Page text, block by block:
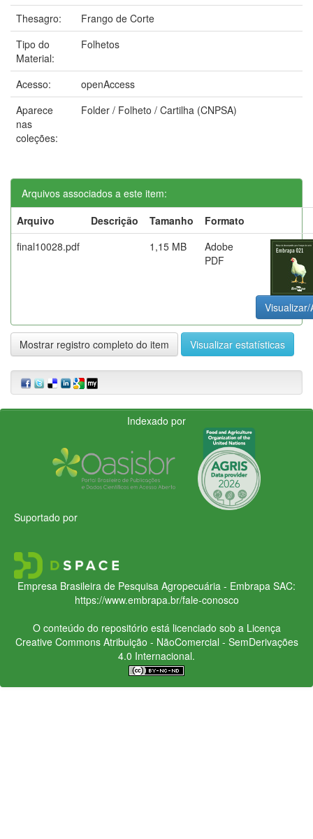
Thesagro:
Frango de Corte
Tipo do
Material:
Folhetos
Acesso:
openAccess
Aparece
nas
coleções:
Folder / Folheto / Cartilha (CNPSA)
Arquivos associados a este item:
Arquivo
Descrição Tamanho
Formato
final10028.pdf
1,15 MB
Adobe
PDF
Visualizar/
Mostrar registro completo do item Visualizar estatísticas
Indexado por
Suportado por
Empresa Brasileira de Pesquisa Agropecuária - Embrapa SAC:
https://www.embrapa.br/fale-conosco
O conteúdo do repositório está licenciado sob a Licença
Creative CommonsAtribuição - NãoComercial - SemDerivações
4.0 Internacional.